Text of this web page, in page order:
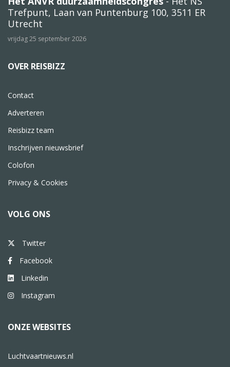
Trefpunt, Laan van Puntenburg 100, 3511 ER
Utrecht
vrijdag 25 september 2026
OVER REISBIZZ
Contact
Adverteren
Reisbizz team
Inschrijven nieuwsbrief
Colofon
Privacy & Cookies
VOLG ONS
Twitter
Facebook
Linkedin
Instagram
ONZE WEBSITES
Luchtvaartnieuws.nl